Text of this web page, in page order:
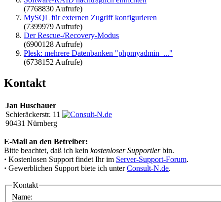
(7768830 Aufrufe)
MySQL für externen Zugriff konfigurieren
(7399979 Aufrufe)
Der Rescue-/Recovery-Modus
(6900128 Aufrufe)
Plesk: mehrere Datenbanken "phpmyadmin_..."
(6738152 Aufrufe)
Kontakt
Jan Huschauer
Schieräckerstr. 11
90431 Nürnberg
E-Mail an den Betreiber:
Bitte beachtet, daß ich kein kostenloser Supportlerbin.
· Kostenlosen Support findet Ihr im Server-Support-Forum.
· Gewerblichen Support biete ich unterConsult-N.de.
Kontakt
Name: